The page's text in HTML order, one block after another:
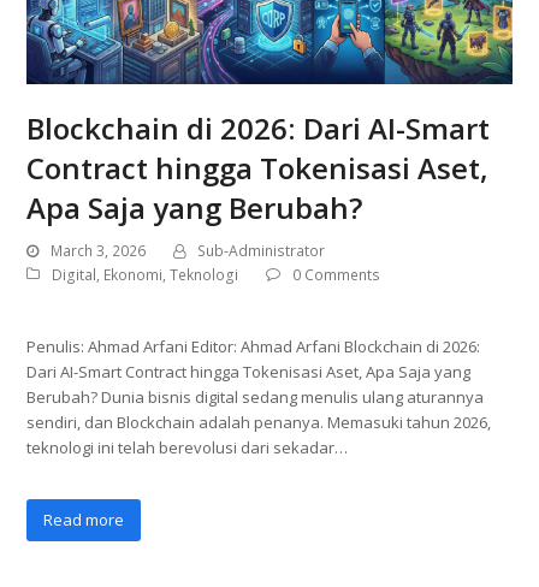
Blockchain di 2026: Dari AI-Smart
Contract hingga Tokenisasi Aset,
Apa Saja yang Berubah?
March 3, 2026
Sub-Administrator
Digital, Ekonomi,Teknologi 0 Comments
Penulis: Ahmad Arfani Editor: Ahmad Arfani Blockchain di 2026:
Dari AI-Smart Contract hingga Tokenisasi Aset, Apa Saja yang
Berubah? Dunia bisnis digital sedang menulis ulang aturannya
sendiri, dan Blockchain adalah penanya. Memasuki tahun 2026,
teknologi ini telah berevolusi dari sekadar…
Read more